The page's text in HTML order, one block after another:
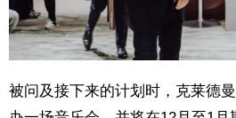
被问及接下来的计划时，克莱德